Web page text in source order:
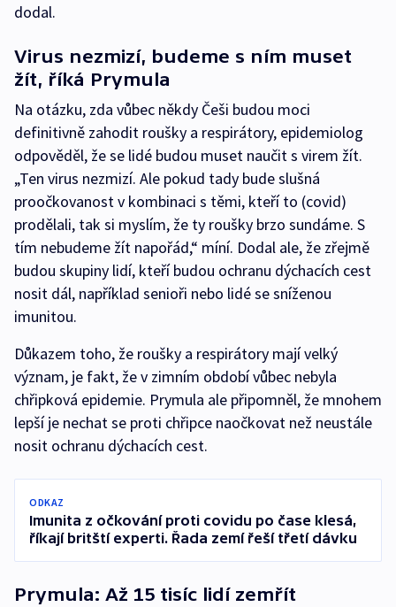
dodal.
Virus nezmizí, budeme s ním muset
žít, říká Prymula
Na otázku, zda vůbec někdy Češi budou moci
definitivně zahodit roušky a respirátory, epidemiolog
odpověděl, že se lidé budou muset naučit s virem žít.
„Ten virus nezmizí. Ale pokud tady bude slušná
proočkovanost v kombinaci s těmi, kteří to (covid)
prodělali, tak si myslím, že ty roušky brzo sundáme. S
tím nebudeme žít napořád,“ míní. Dodal ale, že zřejmě
budou skupiny lidí, kteří budou ochranu dýchacích cest
nosit dál, například senioři nebo lidé se sníženou
imunitou.
Důkazem toho, že roušky a respirátory mají velký
význam, je fakt, že v zimním období vůbec nebyla
chřipková epidemie. Prymula ale připomněl, že mnohem
lepší je nechat se proti chřipce naočkovat než neustále
nosit ochranu dýchacích cest.
ODKAZ
Imunita z očkování proti covidu po čase klesá,
říkají britští experti. Řada zemí řeší třetí dávku
Prymula: Až 15 tisíc lidí zemřít